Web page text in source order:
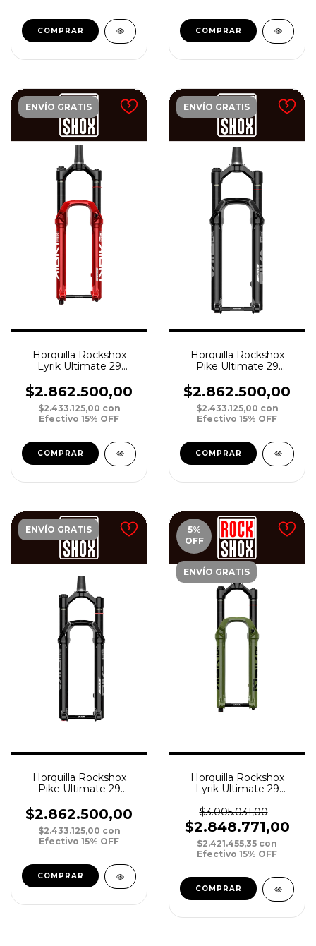
ENVÍO GRATIS
Horquilla Rockshox
Lyrik Ultimate 29
Tapered Crown R
$2.862.500,00
$2.433.125,00 con
Efectivo 15% OFF
ENVÍO GRATIS
Horquilla Rockshox
Pike Ultimate 29
Tapered Crown N
$2.862.500,00
$2.433.125,00 con
Efectivo 15% OFF
ENVÍO GRATIS
Horquilla Rockshox
Pike Ultimate 29
Tapered Crown
$2.862.500,00
$2.433.125,00 con
Efectivo 15% OFF
5%
OFF
ENVÍO GRATIS
Horquilla Rockshox
Lyrik Ultimate 29
Tapered Crown V
$3.005.031,00
$2.848.771,00
$2.421.455,35 con
Efectivo 15% OFF